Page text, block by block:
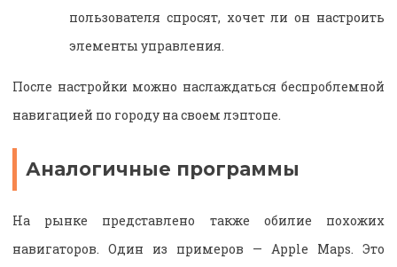
пользователя спросят, хочет ли он настроить
элементы управления.
После настройки можно наслаждаться беспроблемной
навигацией по городу на своем лэптопе.
Аналогичные программы
На рынке представлено также обилие похожих
навигаторов. Один из примеров — Apple Maps. Это